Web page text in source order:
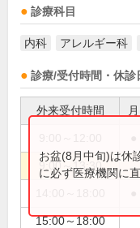
診療科目
内科 アレルギー科
診療/受付時間・休診
外来受付時間 月
9:00～13:30
15:00～18:00
お盆(8月中旬)は休
に必ず医療機関に